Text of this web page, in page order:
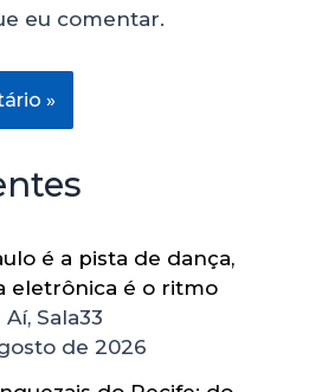
eu comentar.
é a pista de dança,
eletrônica é o ritmo
Aí, Sala33
de 2026